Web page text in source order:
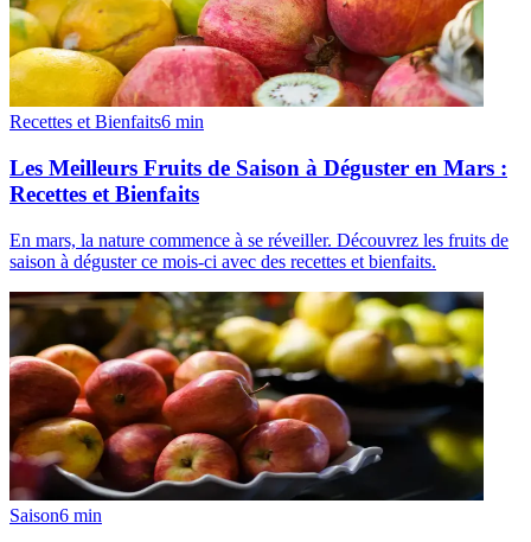
Recettes et Bienfaits6 min
Les Meilleurs Fruits de Saison à Déguster en Mars :
Recettes et Bienfaits
En mars, la nature commence à se réveiller. Découvrez les fruits de
saison à déguster ce mois-ci avec des recettes et bienfaits.
Saison6 min